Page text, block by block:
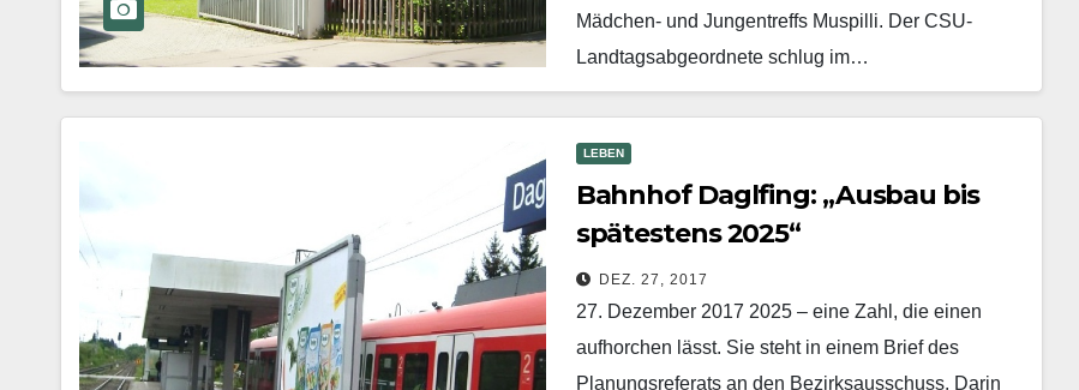
Mädchen- und Jungentreffs Muspilli. Der CSU-
Landtagsabgeordnete schlug im…
LEBEN
Bahnhof Daglfing: „Ausbau bis
spätestens 2025“
DEZ. 27, 2017
27. Dezember 2017 2025 – eine Zahl, die einen
aufhorchen lässt. Sie steht in einem Brief des
Planungsreferats an den Bezirksausschuss. Darin